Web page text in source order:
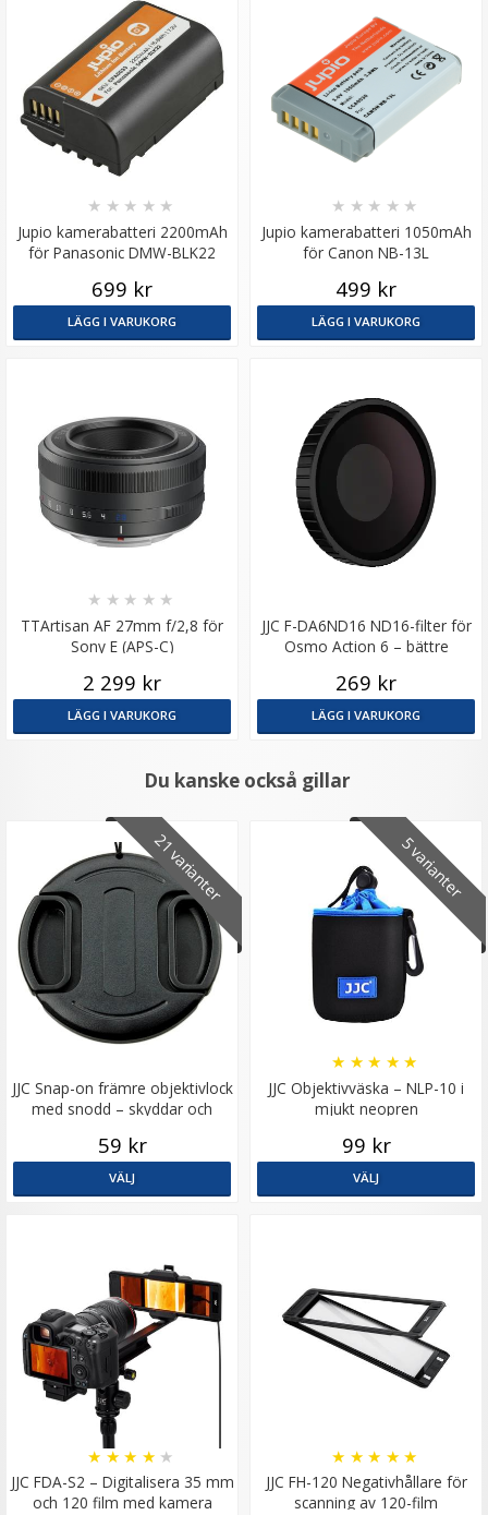
Jupio kamerabatteri 2200mAh
för Panasonic DMW-BLK22
★ ★ ★ ★ ★
699 kr
LÄGG I VARUKORG
Jupio kamerabatteri 1050mAh
för Canon NB-13L
★ ★ ★ ★ ★
499 kr
LÄGG I VARUKORG
TTArtisan AF 27mm f/2,8 för
Sony E (APS-C)
★ ★ ★ ★ ★
2 299 kr
LÄGG I VARUKORG
JJC F-DA6ND16 ND16-filter för
Osmo Action 6 – bättre
269 kr
LÄGG I VARUKORG
Du kanske också gillar
21 varianter
JJC Snap-on främre objektivlock
med snodd – skyddar och
59 kr
VÄLJ
5 varianter
JJC Objektivväska – NLP-10 i
mjukt neopren
★ ★ ★ ★ ★
99 kr
VÄLJ
JJC FDA-S2 – Digitalisera 35 mm
och 120 film med kamera
★ ★ ★ ★ ★
JJC FH-120 Negativhållare för
scanning av 120-film
★ ★ ★ ★ ★